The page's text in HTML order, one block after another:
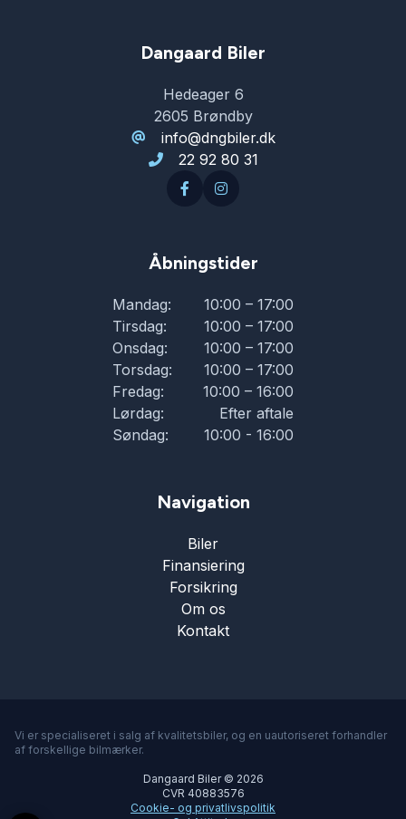
Dangaard Biler
Hedeager 6
2605 Brøndby
info@dngbiler.dk
22 92 80 31
Åbningstider
Mandag:
10:00 – 17:00
Tirsdag:
10:00 – 17:00
Onsdag:
10:00 – 17:00
Torsdag:
10:00 – 17:00
Fredag:
10:00 – 16:00
Lørdag:
Efter aftale
Søndag:
10:00 - 16:00
Navigation
Biler
Finansiering
Forsikring
Om os
Kontakt
Vi er specialiseret i salg af kvalitetsbiler, og en uautoriseret forhandler
af forskellige bilmærker.
Dangaard Biler © 2026
CVR 40883576
Cookie- og privatlivspolitik